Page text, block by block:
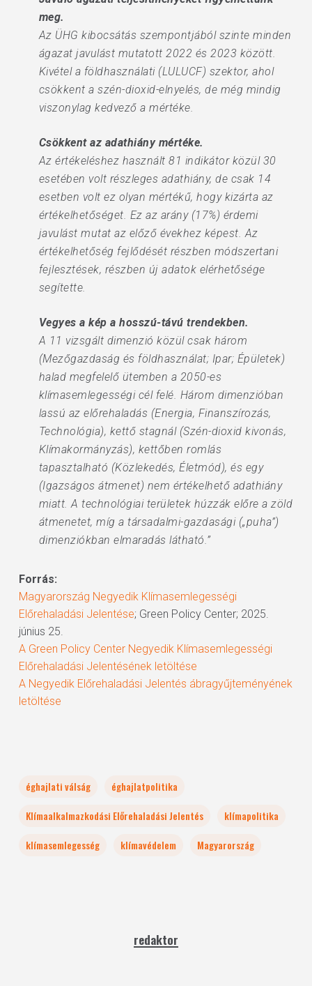
meg.
Az ÜHG kibocsátás szempontjából szinte minden
ágazat javulást mutatott 2022 és 2023 között.
Kivétel a földhasználati (LULUCF) szektor, ahol
csökkent a szén-dioxid-elnyelés, de még mindig
viszonylag kedvező a mértéke.
Csökkent az adathiány mértéke.
Az értékeléshez használt 81 indikátor közül 30
esetében volt részleges adathiány, de csak 14
esetben volt ez olyan mértékű, hogy kizárta az
értékelhetőséget. Ez az arány (17%) érdemi
javulást mutat az előző évekhez képest. Az
értékelhetőség fejlődését részben módszertani
fejlesztések, részben új adatok elérhetősége
segítette.
Vegyes a kép a hosszú-távú trendekben.
A 11 vizsgált dimenzió közül csak három
(Mezőgazdaság és földhasználat; Ipar; Épületek)
halad megfelelő ütemben a 2050-es
klímasemlegességi cél felé. Három dimenzióban
lassú az előrehaladás (Energia, Finanszírozás,
Technológia), kettő stagnál (Szén-dioxid kivonás,
Klímakormányzás), kettőben romlás
tapasztalható (Közlekedés, Életmód), és egy
(Igazságos átmenet) nem értékelhető adathiány
miatt. A technológiai területek húzzák előre a zöld
átmenetet, míg a társadalmi-gazdasági („puha”)
dimenziókban elmaradás látható.”
Forrás:
Magyarország Negyedik Klímasemlegességi
Előrehaladási Jelentése; Green Policy Center; 2025.
június 25.
A Green Policy Center Negyedik Klímasemlegességi
Előrehaladási Jelentésének letöltése
A Negyedik Előrehaladási Jelentés ábragyűjteményének
letöltése
éghajlati válság
éghajlatpolitika
Klímaalkalmazkodási Előrehaladási Jelentés
klímapolitika
klímasemlegesség
klímavédelem Magyarország
redaktor